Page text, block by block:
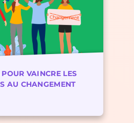
VAINCRE LES
AU CHANGEMENT